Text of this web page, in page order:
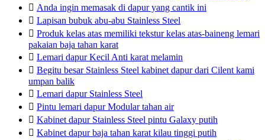
 Anda ingin memasak di dapur yang cantik ini
 Lapisan bubuk abu-abu Stainless Steel
 Produk kelas atas memiliki tekstur kelas atas-baineng lemari
pakaian baja tahan karat
 Lemari dapur Kecil Anti karat melamin
 Begitu besar Stainless Steel kabinet dapur dari Cilent kami
umpan balik
 Lemari dapur Stainless Steel
 Pintu lemari dapur Modular tahan air
 Kabinet dapur Stainless Steel pintu Galaxy putih
 Kabinet dapur baja tahan karat kilau tinggi putih